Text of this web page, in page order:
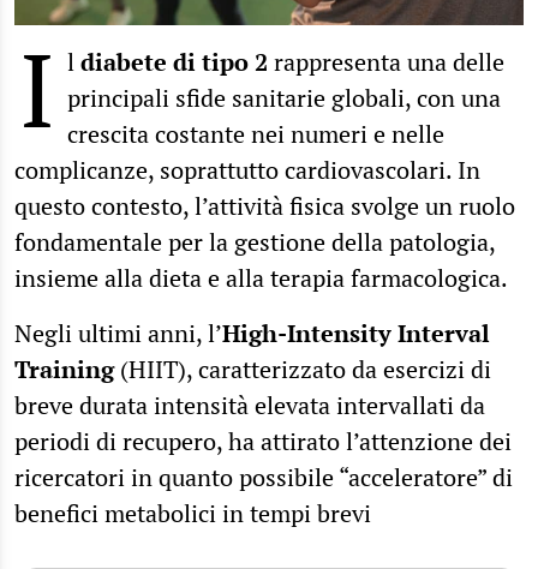
I ldiabete di tipo 2 rappresenta una delle
principali sfide sanitarie globali, con una
crescita costante nei numeri e nelle
complicanze, soprattutto cardiovascolari. In
questo contesto, l’attività fisica svolge un ruolo
fondamentale per la gestione della patologia,
insieme alla dieta e alla terapia farmacologica.
Negli ultimi anni, l’High-Intensity Interval
Training(HIIT), caratterizzato da esercizi di
breve durata intensità elevata intervallati da
periodi di recupero, ha attirato l’attenzione dei
ricercatori in quanto possibile “acceleratore” di
benefici metabolici in tempi brevi